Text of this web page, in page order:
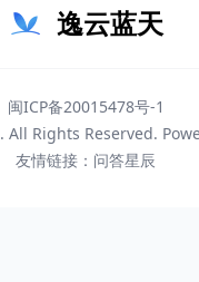
逸云蓝天
闽ICP备20015478号-1
. All Rights Reserved.
友情链接： 问答星辰